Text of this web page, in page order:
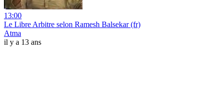
13:00
Le Libre Arbitre selon Ramesh Balsekar (fr)
Atma
il y a 13 ans